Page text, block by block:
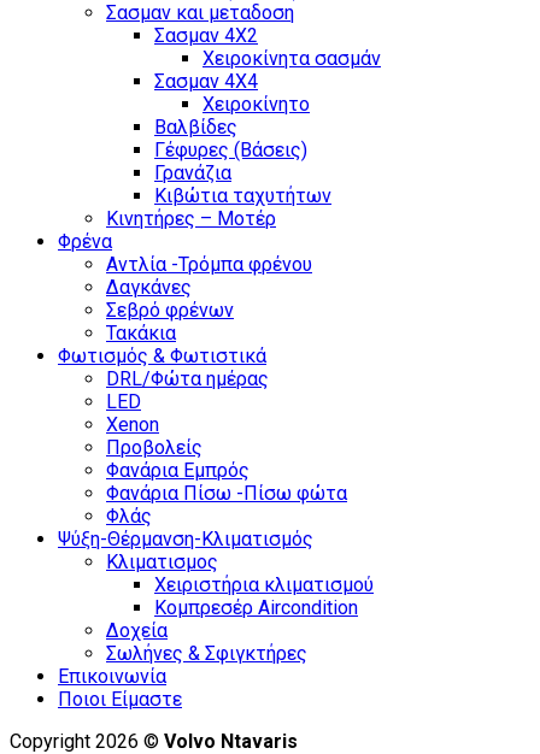
Σασμαν και μεταδοση
Σασμαν 4Χ2
Χειροκίνητα σασμάν
Σασμαν 4Χ4
Χειροκίνητο
Βαλβίδες
Γέφυρες (Βάσεις)
Γρανάζια
Κιβώτια ταχυτήτων
Κινητήρες – Μοτέρ
Φρένα
Αντλία -Τρόμπα φρένου
Δαγκάνες
Σεβρό φρένων
Τακάκια
Φωτισμός & Φωτιστικά
DRL/Φώτα ημέρας
LED
Xenon
Προβολείς
Φανάρια Εμπρός
Φανάρια Πίσω -Πίσω φώτα
Φλάς
Ψύξη-Θέρμανση-Κλιματισμός
Κλιματισμος
Χειριστήρια κλιματισμού
Κομπρεσέρ Aircondition
Δοχεία
Σωλήνες & Σφιγκτήρες
Επικοινωνία
Ποιοι Είμαστε
Copyright 2026 © Volvo Ntavaris